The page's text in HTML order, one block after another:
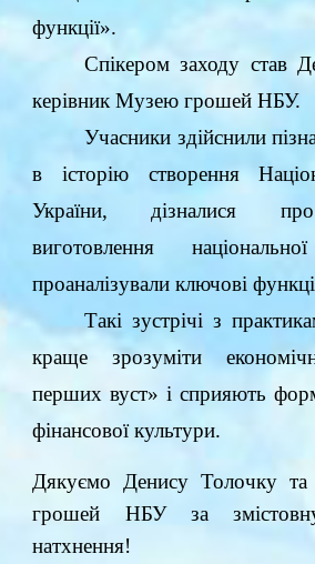
функції».
Спікером заходу став
керівник Музею грошей НБУ.
Учасники здійснили
в історію створення
України, дізналися
виготовлення
проаналізували ключові
Такі зустрічі з
краще зрозуміти
перших вуст» і сприяють
фінансової культури.
Дякуємо Денису Толочку
грошей НБУ за
натхнення!